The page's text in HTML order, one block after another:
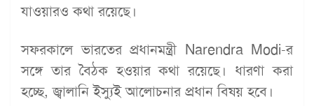
যাওয়ারও কথা রয়েছে।
সফরকালে ভারতের প্রধানমন্ত্রী Narendra Modi-র
সঙ্গে তার বৈঠক হওয়ার কথা রয়েছে। ধারণা করা
হচ্ছে, জ্বালানি ইস্যুই আলোচনার প্রধান বিষয় হবে।